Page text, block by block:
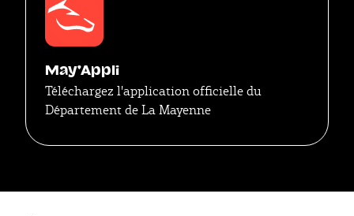
May'Appli
Téléchargez l'application officielle du
Département de La Mayenne